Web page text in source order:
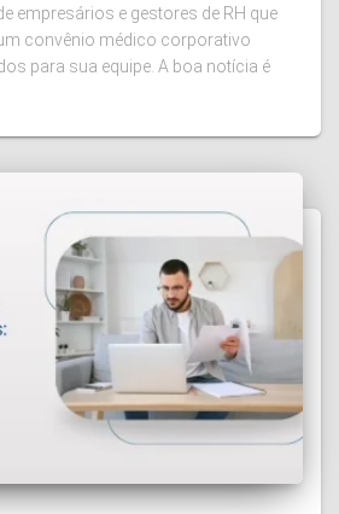
empresários e gestores de RH que
convênio médico corporativo
para sua equipe. A boa notícia é